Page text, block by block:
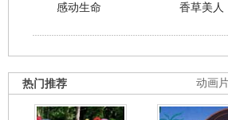
感动生命 香草美人
动画
热门推荐